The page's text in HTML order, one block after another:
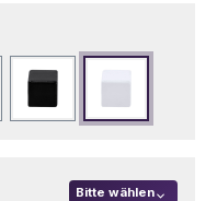
Schwarz
Bitte wählen